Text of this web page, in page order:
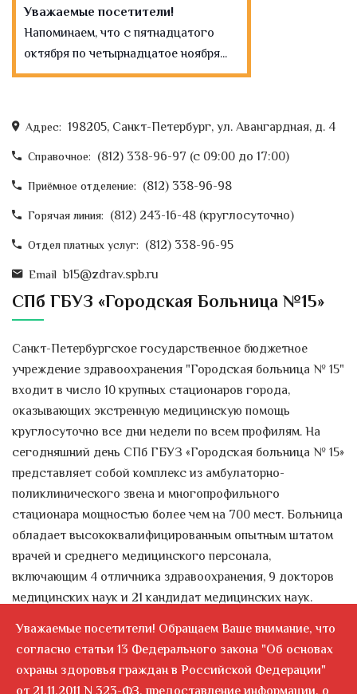
Уважаемые посетители!
Напоминаем, что с пятнадцатого
октября по четырнадцатое ноября...
16 октября
работника, который празднуют в...
День уролога
Поздравляем с Днём уролога!
День уролога — профессиональный
Доноры пересадки костного
мозга
костного мозга корреспондент
НТВ...
Всемирный день безопасности
Министерство здравоохранения
Российской Федерации
информирует, что в...
Главный врач. О чем расскажет
ваша кровь?
Что такое анемия? Можно ли
повысить гемоглобин народными
средствами? Каковы первые...
Ковид помог. Забытой
больнице-хрущевке на окраине
Петербурга обещают
реновацию и вырубку
Адрес: 198205, Санкт-Петербург, ул. Авангардная, д. 4
Справочное: (812) 338-96-97 (c 09:00 до 17:00)
Приёмное отделение: (812) 338-96-98
Горячая линия: (812) 243-16-48 (круглосуточно)
Отдел платных услуг: (812) 338-96-95
Email b15@zdrav.spb.ru
СПб ГБУЗ «Городская Больница №15»
Санкт-Петербургское государственное бюджетное
учреждение здравоохранения "Городская больница № 15"
входит в число 10 крупных стационаров города,
оказывающих экстренную медицинскую помощь
круглосуточно все дни недели по всем профилям. На
сегодняшний день СПб ГБУЗ «Городская больница № 15»
представляет собой комплекс из амбулаторно-
поликлинического звена и многопрофильного
стационара мощностью более чем на 700 мест. Больница
обладает высококвалифицированным опытным штатом
врачей и среднего медицинского персонала,
включающим 4 отличника здравоохранения, 9 докторов
медицинских наук и 21 кандидат медицинских наук.
Среди 1500 сотрудников более 70 % имеют высшую и
первую квалификационную категории. Кадры
представлены практически всеми востребованными и
распространенными медицинскими специальностями.
Уважаемые посетители! Обращаем Ваше внимание, что
согласно статьи 13 Федерального закона "Об основах
охраны здоровья граждан в Российской Федерации"